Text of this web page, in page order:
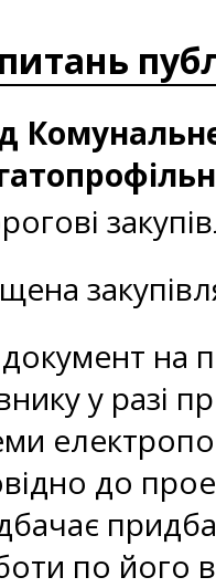
на
у разі
до
по його